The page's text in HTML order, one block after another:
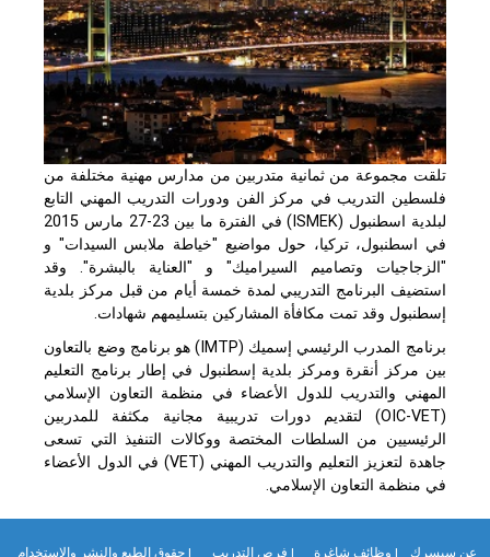
تلقت مجموعة من ثمانية متدربين من مدارس مهنية مختلفة من
فلسطين التدريب في مركز الفن ودورات التدريب المهني التابع
لبلدية اسطنبول (ISMEK) في الفترة ما بين 23-27 مارس 2015
في اسطنبول، تركيا، حول مواضيع "خياطة ملابس السيدات" و
"الزجاجيات وتصاميم السيراميك" و "العناية بالبشرة". وقد
استضيف البرنامج التدريبي لمدة خمسة أيام من قبل مركز بلدية
إسطنبول وقد تمت مكافأة المشاركين بتسليمهم شهادات.
برنامج المدرب الرئيسي إسميك (IMTP) هو برنامج وضع بالتعاون
بين مركز أنقرة ومركز بلدية إسطنبول في إطار برنامج التعليم
المهني والتدريب للدول الأعضاء في منظمة التعاون الإسلامي
(OIC-VET) لتقديم دورات تدريبية مجانية مكثفة للمدربين
الرئيسيين من السلطات المختصة ووكالات التنفيذ التي تسعى
جاهدة لتعزيز التعليم والتدريب المهني (VET) في الدول الأعضاء
في منظمة التعاون الإسلامي.
سيسرك | وظائف شاغرة | فرص التدريب | حقوق الطبع والنشر والاستخدام